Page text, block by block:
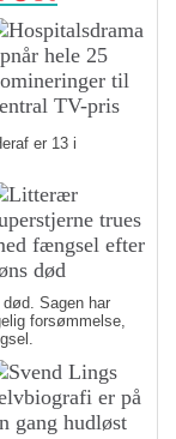
er 13 i
Sagen har
forsømmelse,